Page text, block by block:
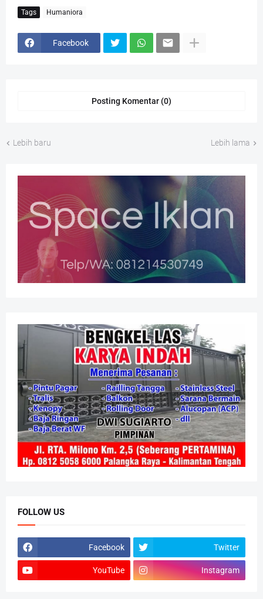
Tags Humaniora
Facebook
Posting Komentar (0)
Lebih baru Lebih lama
FOLLOW US
Facebook Twitter
YouTube Instagram